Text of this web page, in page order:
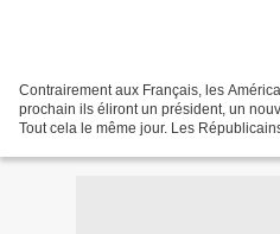
Contrairement aux Français, les
prochain ils éliront un président, un
Tout cela le même jour. Les